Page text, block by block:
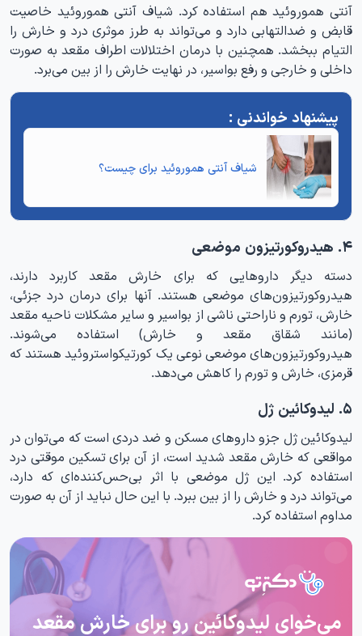
آنتی هموروئید هم استفاده کرد. شیاف آنتی هموروئید خاصیت
قابض و ضدالتهابی دارد و می‌تواند به طرز موثری درد و خارش را
التیام ببخشد. همچنین با درمان اختلالات اطراف مقعد به صورت
داخلی و خارجی و رفع بواسیر، در نهایت خارش را از بین می‌برد.
شیاف آنتی هموروئید برای چیست؟
۴. هیدروکورتیزون موضعی
دسته دیگر داروهایی که برای خارش مقعد کاربرد دارند،
هیدروکورتیزون‌های موضعی هستند. آنها برای درمان درد جزئی،
خارش، تورم و ناراحتی ناشی از بواسیر و سایر مشکلات ناحیه مقعد
(مانند شقاق مقعد و خارش) استفاده می‌شوند.
هیدروکورتیزون‌های موضعی نوعی یک کورتیکواستروئید هستند که
قرمزی، خارش و تورم را کاهش می‌دهد.
۵. لیدوکائین ژل
لیدوکائین ژل جزو داروهای مسکن و ضد دردی است که می‌توان در
مواقعی که خارش مقعد شدید است، از آن برای تسکین موقتی درد
استفاده کرد. این ژل موضعی با اثر بی‌حس‌کننده‌ای که دارد،
می‌تواند درد و خارش را از بین ببرد. با این حال نباید از آن به صورت
مداوم استفاده کرد.
می‌خوای لیدوکائین رو برای خارش مقعد